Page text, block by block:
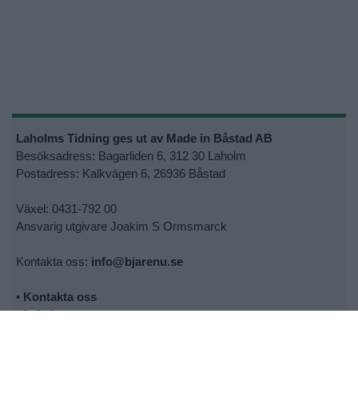
Laholms Tidning ges ut av Made in Båstad AB
Besöksadress: Bagarliden 6, 312 30 Laholm
Postadress: Kalkvägen 6, 26936 Båstad
Växel: 0431-792 00
Ansvarig utgivare Joakim S Ormsmarck
Kontakta oss: info@bjarenu.se
• Kontakta oss
•Lokalsupporter